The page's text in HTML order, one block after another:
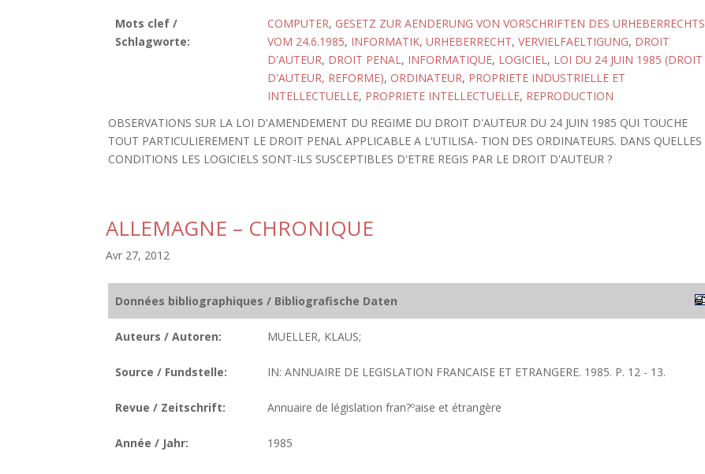
Mots clef /
Schlagworte:
COMPUTER, GESETZ ZUR AENDERUNG VON VORSCHRIFTEN DES URHEBERRECHTS
VOM 24.6.1985, INFORMATIK, URHEBERRECHT, VERVIELFAELTIGUNG, DROIT
D'AUTEUR, DROIT PENAL, INFORMATIQUE, LOGICIEL, LOI DU 24 JUIN 1985 (DROIT
D'AUTEUR, REFORME), ORDINATEUR, PROPRIETE INDUSTRIELLE ET
INTELLECTUELLE, PROPRIETE INTELLECTUELLE, REPRODUCTION
OBSERVATIONS SUR LA LOI D'AMENDEMENT DU REGIME DU DROIT D'AUTEUR DU 24 JUIN 1985 QUI TOUCHE
TOUT PARTICULIEREMENT LE DROIT PENAL APPLICABLE A L'UTILISA- TION DES ORDINATEURS. DANS QUELLES
CONDITIONS LES LOGICIELS SONT-ILS SUSCEPTIBLES D'ETRE REGIS PAR LE DROIT D'AUTEUR ?
ALLEMAGNE – CHRONIQUE
Avr 27, 2012
Données bibliographiques / Bibliografische Daten
Auteurs / Autoren: MUELLER, KLAUS;
Source / Fundstelle: IN: ANNUAIRE DE LEGISLATION FRANCAISE ET ETRANGERE. 1985. P. 12 - 13.
Revue / Zeitschrift: Annuaire de législation fran?ºaise et étrangère
Année / Jahr: 1985